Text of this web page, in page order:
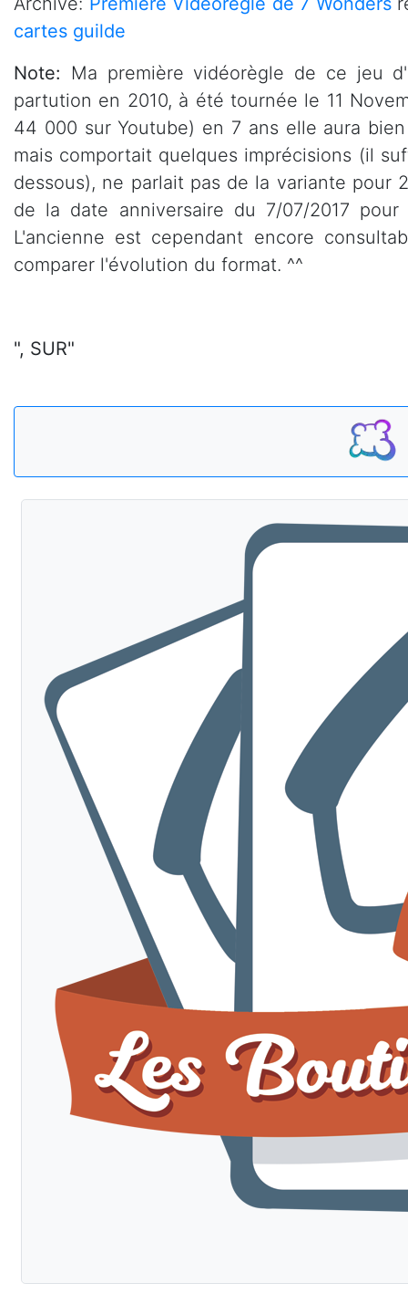
cartes guilde
Note: Ma première vidéorègle de ce jeu
partution en 2010, à été tournée le 11
44 000 sur Youtube) en 7 ans elle aura
mais comportait quelques imprécisions (il
dessous), ne parlait pas de la variante
de la date anniversaire du 7/07/2017
L'ancienne est cependant encore
comparer l'évolution du format. ^^
", SUR"